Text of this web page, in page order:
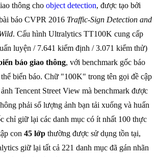
thông cho object detection, được tạo bởi
báo CVPR 2016 Traffic-Sign Detection and
. Cấu hình Ultralytics TT100K cung cấp
luyện / 7.641 kiểm định / 3.071 kiểm thử)
báo giao thông, với benchmark gốc báo
biển báo. Chữ "100K" trong tên gọi đề cập
Tencent Street View mà benchmark được
phải số lượng ảnh bạn tải xuống và huấn
chỉ giữ lại các danh mục có ít nhất 100 thực
con 45 lớp thường được sử dụng tồn tại,
giữ lại tất cả 221 danh mục đã gán nhãn